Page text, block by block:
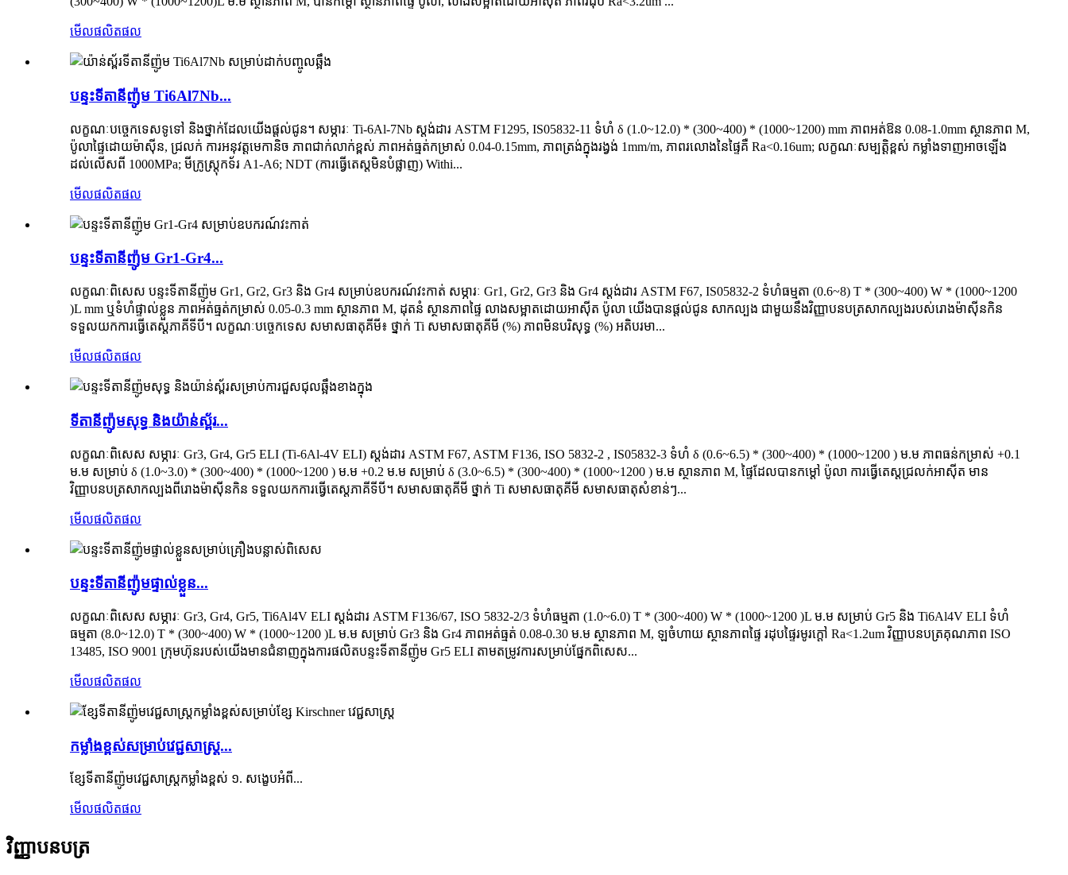
មើលផលិតផល
បន្ទះទីតានីញ៉ូម Ti6Al7Nb...
លក្ខណៈបច្ចេកទេសទូទៅ និងថ្នាក់ដែលយើងផ្តល់ជូន។ សម្ភារៈ Ti-6Al-7Nb ស្តង់ដារ ASTM F1295, IS05832-11 ទំហំ δ (1.0~12.0) * (300~400) * (1000~1200) mm ភាពអត់ឱន 0.08-1.0mm ស្ថានភាព M,
ប៉ូលាផ្ទៃដោយម៉ាស៊ីន, ជ្រលក់ ការអនុវត្តមេកានិច ភាពជាក់លាក់ខ្ពស់ ភាពអត់ធ្មត់កម្រាស់ 0.04-0.15mm, ភាពត្រង់ក្នុងរង្វង់ 1mm/m, ភាពរលោងនៃផ្ទៃគឺ Ra<0.16um; លក្ខណៈសម្បត្តិខ្ពស់ កម្លាំងទាញអាចឡើង
ដល់លើសពី 1000MPa; មីក្រូស្ត្រុកទ័រ A1-A6; NDT (ការធ្វើតេស្តមិនបំផ្លាញ) Withi...
មើលផលិតផល
បន្ទះទីតានីញ៉ូម Gr1-Gr4...
លក្ខណៈពិសេស បន្ទះទីតានីញ៉ូម Gr1, Gr2, Gr3 និង Gr4 សម្រាប់ឧបករណ៍វះកាត់ សម្ភារៈ Gr1, Gr2, Gr3 និង Gr4 ស្តង់ដារ ASTM F67, IS05832-2 ទំហំធម្មតា (0.6~8) T * (300~400) W * (1000~1200
)L mm ឬទំហំផ្ទាល់ខ្លួន ភាពអត់ធ្មត់កម្រាស់ 0.05-0.3 mm ស្ថានភាព M, ដុតនំ ស្ថានភាពផ្ទៃ លាងសម្អាតដោយអាស៊ីត ប៉ូលា យើងបានផ្តល់ជូន សាកល្បង ជាមួយនឹងវិញ្ញាបនបត្រសាកល្បងរបស់រោងម៉ាស៊ីនកិន
ទទួលយកការធ្វើតេស្តភាគីទីបី។ លក្ខណៈបច្ចេកទេស សមាសធាតុគីមី៖ ថ្នាក់ Ti សមាសធាតុគីមី (%) ភាពមិនបរិសុទ្ធ (%) អតិបរមា...
មើលផលិតផល
ទីតានីញ៉ូមសុទ្ធ និងយ៉ាន់ស្ព័រ...
លក្ខណៈពិសេស សម្ភារៈ Gr3, Gr4, Gr5 ELI (Ti-6Al-4V ELI) ស្តង់ដារ ASTM F67, ASTM F136, ISO 5832-2 , IS05832-3 ទំហំ δ (0.6~6.5) * (300~400) * (1000~1200 ) ម.ម ភាពធន់កម្រាស់ +0.1
ម.ម សម្រាប់ δ (1.0~3.0) * (300~400) * (1000~1200 ) ម.ម +0.2 ម.ម សម្រាប់ δ (3.0~6.5) * (300~400) * (1000~1200 ) ម.ម ស្ថានភាព M, ផ្ទៃដែលបានកម្តៅ ប៉ូលា ការធ្វើតេស្តជ្រលក់អាស៊ីត មាន
វិញ្ញាបនបត្រសាកល្បងពីរោងម៉ាស៊ីនកិន ទទួលយកការធ្វើតេស្តភាគីទីបី។ សមាសធាតុគីមី ថ្នាក់ Ti សមាសធាតុគីមី សមាសធាតុសំខាន់ៗ...
មើលផលិតផល
បន្ទះទីតានីញ៉ូមផ្ទាល់ខ្លួន...
លក្ខណៈពិសេស សម្ភារៈ Gr3, Gr4, Gr5, Ti6Al4V ELI ស្តង់ដារ ASTM F136/67, ISO 5832-2/3 ទំហំធម្មតា (1.0~6.0) T * (300~400) W * (1000~1200 )L ម.ម សម្រាប់ Gr5 និង Ti6Al4V ELI ទំហំ
ធម្មតា (8.0~12.0) T * (300~400) W * (1000~1200 )L ម.ម សម្រាប់ Gr3 និង Gr4 ភាពអត់ធ្មត់ 0.08-0.30 ម.ម ស្ថានភាព M, ឡចំហាយ ស្ថានភាពផ្ទៃ រដុបផ្ទៃរមូរក្តៅ Ra<1.2um វិញ្ញាបនបត្រគុណភាព ISO
13485, ISO 9001 ក្រុមហ៊ុនរបស់យើងមានជំនាញក្នុងការផលិតបន្ទះទីតានីញ៉ូម Gr5 ELI តាមតម្រូវការសម្រាប់ផ្នែកពិសេស...
មើលផលិតផល
កម្លាំងខ្ពស់សម្រាប់វេជ្ជសាស្ត្រ...
ខ្សែទីតានីញ៉ូមវេជ្ជសាស្ត្រកម្លាំងខ្ពស់ ១. សង្ខេបអំពី...
មើលផលិតផល
វិញ្ញាបនបត្រ